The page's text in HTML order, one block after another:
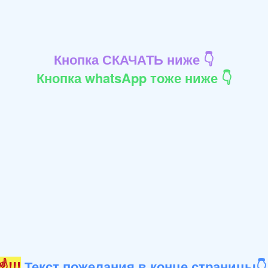
Кнопка СКАЧАТЬ ниже 👇
Кнопка whatsApp тоже ниже 👇